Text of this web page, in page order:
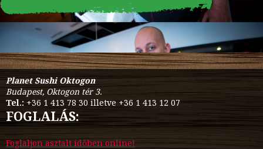
Planet Sushi Oktogon
Budapest, Oktogon tér 3.
Tel.:+36 1 413 78 30 illetve +36 1 413 12 07
FOGLALÁS:
Foglaljon asztalt időben online!